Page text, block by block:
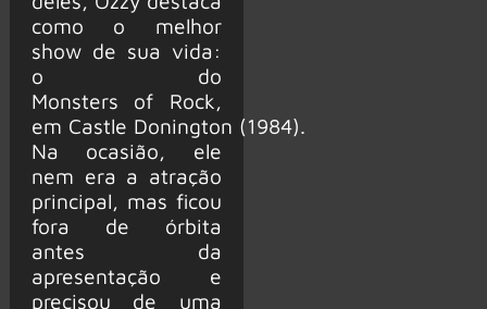
como o melhor
show de sua vida:
o do
Monsters of Rock,
em Castle Donington (1984).
Na ocasião, ele
nem era a atração
principal, mas ficou
fora de órbita
antes da
apresentação e
precisou de uma